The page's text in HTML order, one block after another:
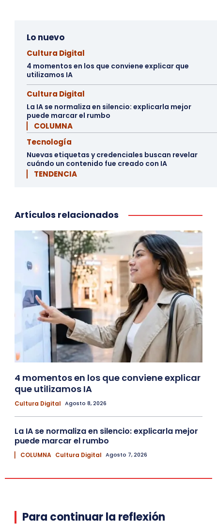
Lo nuevo
Cultura Digital
4 momentos en los que conviene explicar que
utilizamos IA
Cultura Digital
La IA se normaliza en silencio: explicarla mejor
puede marcar el rumbo
▏ COLUMNA
Tecnología
Nuevas etiquetas y credenciales buscan revelar
cuándo un contenido fue creado con IA
▏ TENDENCIA
Artículos relacionados
4 momentos en los que conviene explicar
que utilizamos IA
Cultura Digital Agosto 8, 2026
La IA se normaliza en silencio: explicarla mejor
puede marcar el rumbo
▏ COLUMNA Cultura Digital Agosto 7, 2026
Para continuar la reflexión